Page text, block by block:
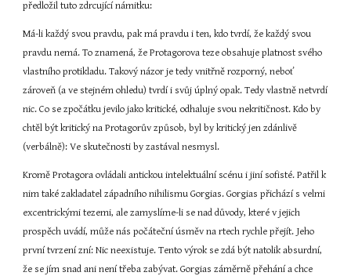
předložil tuto zdrcující námitku:
Má-li každý svou pravdu, pak má pravdu i ten, kdo tvrdí, že každý svou
pravdu nemá. To znamená, že Protagorova teze obsahuje platnost svého
vlastního protikladu. Takový názor je tedy vnitřně rozporný, neboť
zároveň (a ve stejném ohledu) tvrdí i svůj úplný opak. Tedy vlastně netvrdí
nic. Co se zpočátku jevilo jako kritické, odhaluje svou nekritičnost. Kdo by
chtěl být kritický na Protagorův způsob, byl by kritický jen zdánlivě
(verbálně): Ve skutečnosti by zastával nesmysl.
Kromě Protagora ovládali antickou intelektuální scénu i jiní sofisté. Patřil k
nim také zakladatel západního nihilismu Gorgias. Gorgias přichází s velmi
excentrickými tezemi, ale zamyslíme-li se nad důvody, které v jejich
prospěch uvádí, může nás počáteční úsměv na rtech rychle přejít. Jeho
první tvrzení zní: Nic neexistuje. Tento výrok se zdá být natolik absurdní,
že se jím snad ani není třeba zabývat. Gorgias záměrně přehání a chce